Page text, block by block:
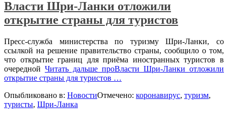
Власти Шри-Ланки отложили
открытие страны для туристов
Пресс-служба министерства по туризму Шри-Ланки, со
ссылкой на решение правительство страны, сообщило о том,
что открытие границ для приёма иностранных туристов в
очередной Читать дальше проВласти Шри-Ланки отложили
открытие страны для туристов …
Опыбликовано в: НовостиОтмечено: коронавирус, туризм,
туристы, Шри-Ланка